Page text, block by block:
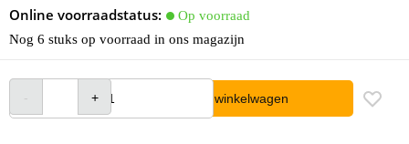
Online voorraadstatus:
Op voorraad
Nog 6 stuks op voorraad in ons magazijn
In winkelwagen